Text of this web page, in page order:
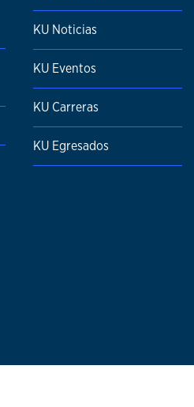
KU Noticias
KU Eventos
KU Carreras
KU Egresados